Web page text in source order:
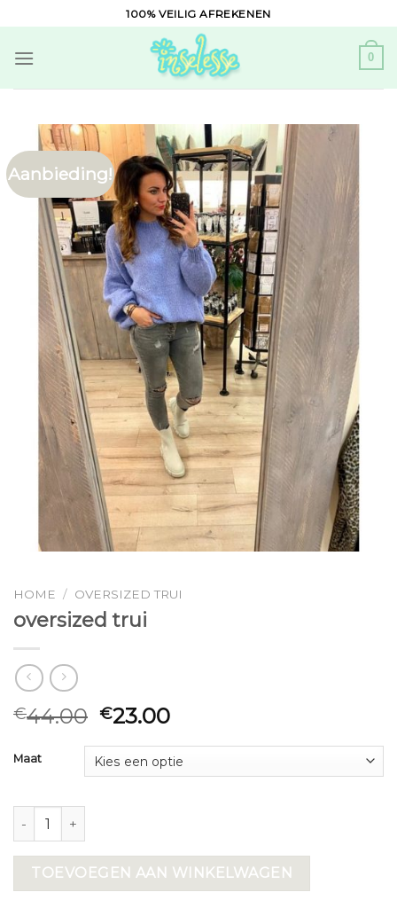
to
content
100% VEILIG AFREKENEN
0
Aanbieding!
HOME / OVERSIZED TRUI
oversized trui
€44.00 €23.00
Maat
oversized trui aantal
TOEVOEGEN AAN WINKELWAGEN